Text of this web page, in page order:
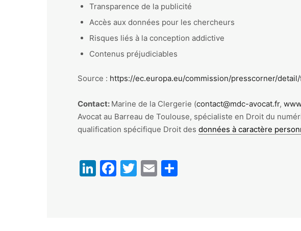
Transparence de la publicité
Accès aux données pour les chercheurs
Risques liés à la conception addictive
Contenus préjudiciables
Source : https://ec.europa.eu/commission/presscorner/
Contact: Marine de la Clergerie (contact@mdc-avocat.fr,
Avocat au Barreau de Toulouse, spécialiste en Droit du
qualification spécifique Droit des données à caractère
LinkedIn
Facebook
Twitter
Email